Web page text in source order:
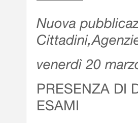
Nuova
venerdì 20
PRESENZA DI
ESAMI